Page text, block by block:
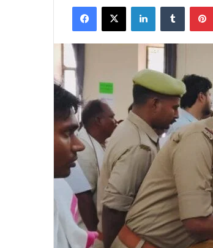
email
Facebook
X LinkedInTumblr